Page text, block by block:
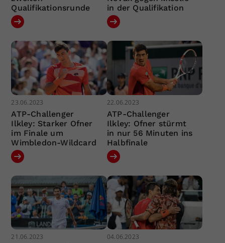
Qualifikationsrunde
in der Qualifikation
23.06.2023
ATP-Challenger
Ilkley: Starker Ofner
im Finale um
Wimbledon-Wildcard
22.06.2023
ATP-Challenger
Ilkley: Ofner stürmt
in nur 56 Minuten ins
Halbfinale
21.06.2023 04.06.2023